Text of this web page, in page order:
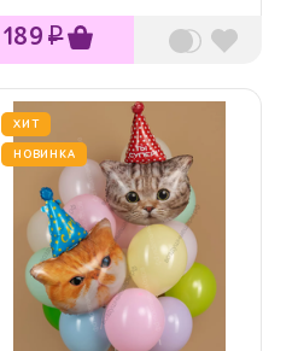
189 ₽
ХИТ
НОВИНКА